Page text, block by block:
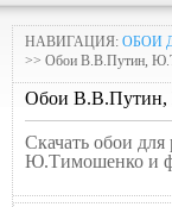
НАВИГАЦИЯ: ОБОИ
>> Обои В.В.Путин,
Обои
Скачать обои
Ю.Тимошенко и